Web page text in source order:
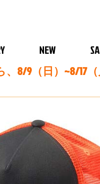
NEW
、8/9（日）~8/17